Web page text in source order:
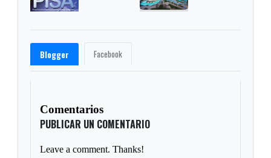
Blogger Facebook
Comentarios
PUBLICAR UN COMENTARIO
Leave a comment. Thanks!